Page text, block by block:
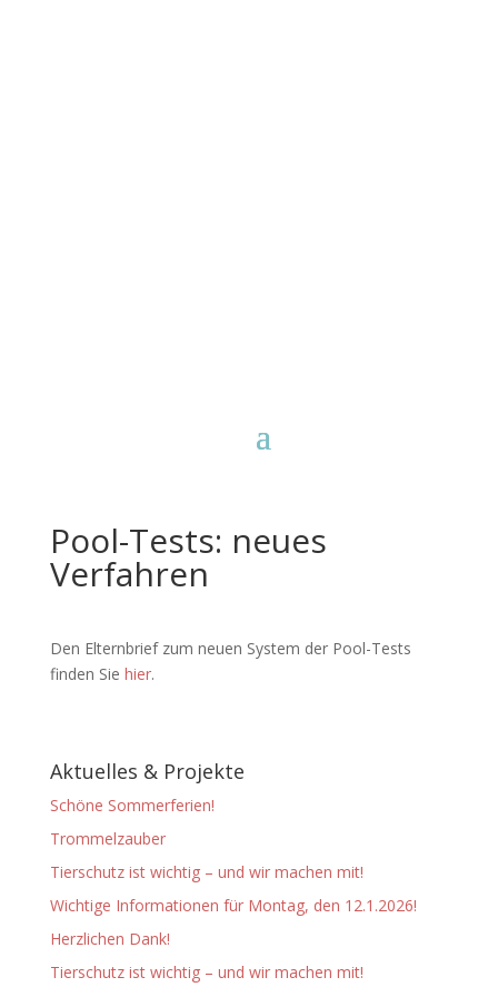
Pool-Tests: neues
Verfahren
Den Elternbrief zum neuen System der Pool-Tests
finden Sie hier.
Aktuelles & Projekte
Schöne Sommerferien!
Trommelzauber
Tierschutz ist wichtig – und wir machen mit!
Wichtige Informationen für Montag, den 12.1.2026!
Herzlichen Dank!
Tierschutz ist wichtig – und wir machen mit!